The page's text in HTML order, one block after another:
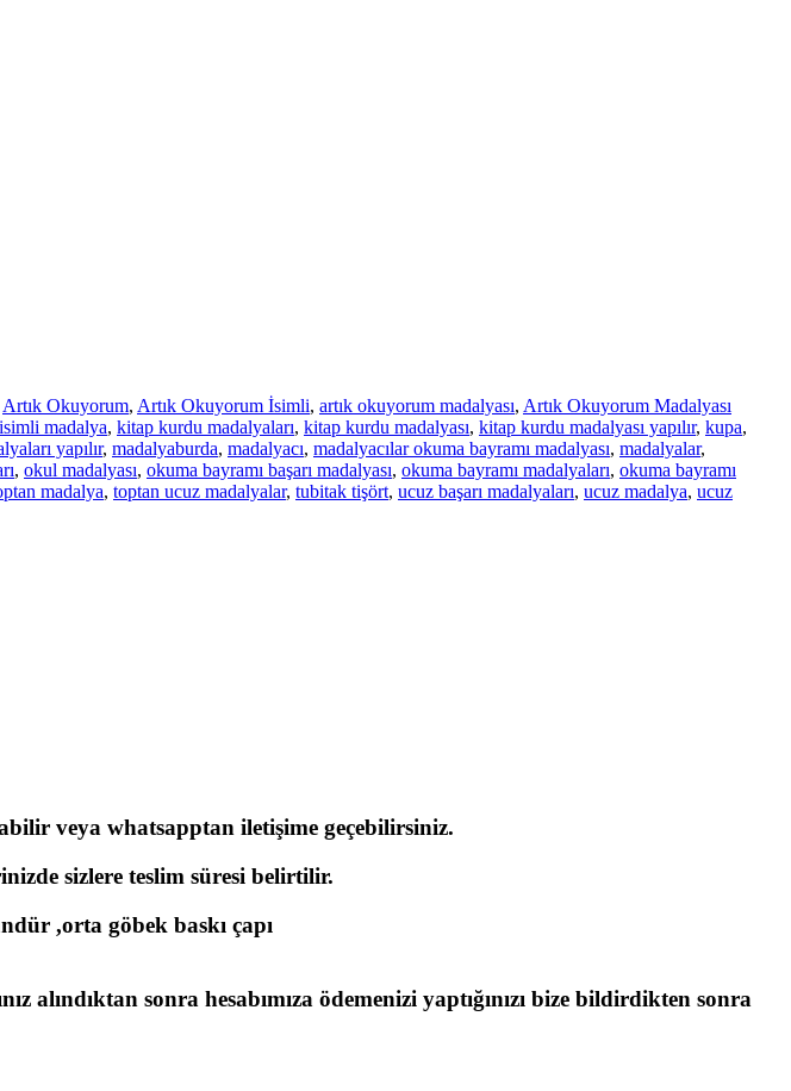
Artık Okuyorum, Artık Okuyorum İsimli, artık okuyorum madalyası, Artık Okuyorum Madalyası
isimli madalya, kitap kurdu madalyaları, kitap kurdu madalyası, kitap kurdu madalyası yapılır, kupa,
yapılır, madalyaburda, madalyacı, madalyacılar okuma bayramı madalyası, madalyalar,
, okul madalyası, okuma bayramı başarı madalyası, okuma bayramı madalyaları, okuma bayramı
madalya, toptan ucuz madalyalar, tubitak tişört, ucuz başarı madalyaları, ucuz madalya, ucuz
veya whatsapptan iletişime geçebilirsiniz.
sizlere teslim süresi belirtilir.
,orta göbek baskı çapı
alındıktan sonra hesabımıza ödemenizi yaptığınızı bize bildirdikten sonra